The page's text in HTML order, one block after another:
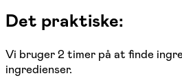
Det praktiske:
Vi bruger 2 timer på at finde
ingredienser.